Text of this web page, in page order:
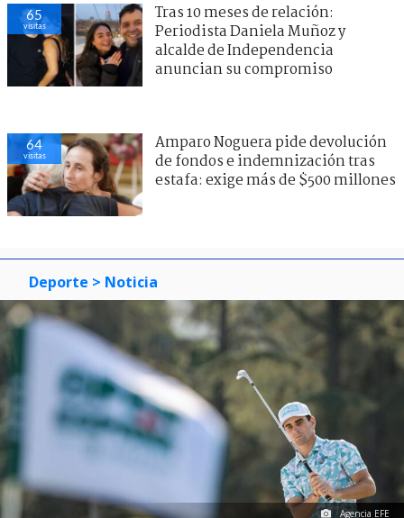
65
visitas
Tras 10 meses de relación:
Periodista Daniela Muñoz y
alcalde de Independencia
anuncian su compromiso
64
visitas
Amparo Noguera pide devolución
de fondos e indemnización tras
estafa: exige más de $500 millones
Deporte > Noticia
Agencia EFE